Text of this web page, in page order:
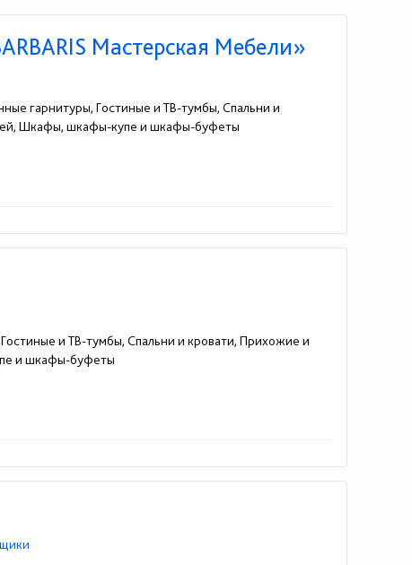
Мастерская Мебели»
гарнитуры, Гостиные и ТВ-тумбы, Спальни и
Шкафы, шкафы-купе и шкафы-буфеты
и ТВ-тумбы, Спальни и кровати, Прихожие и
и шкафы-буфеты